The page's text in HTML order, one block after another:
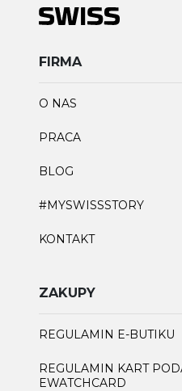
FIRMA
O NAS
PRACA
BLOG
#MYSWISSSTORY
KONTAKT
ZAKUPY
REGULAMIN E-BUTIKU
REGULAMIN KART
EWATCHCARD